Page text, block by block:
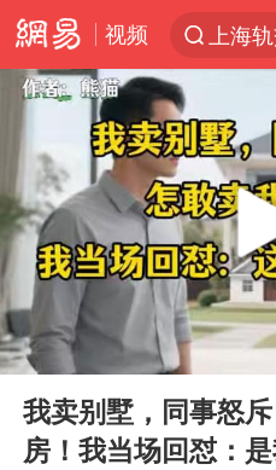
视频
白海
王艺
杭州
2025
Play
00:00
我卖别墅，同事怒
房！我当场回怼：